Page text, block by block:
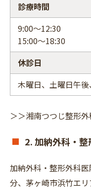
診療時間
9:00～12:30
15:00～18:30
休診日
木曜日、土曜日午
＞＞湘南つつじ整形
2. 加納外科・
加納外科・整形外科
分、茅ヶ崎市浜竹エ